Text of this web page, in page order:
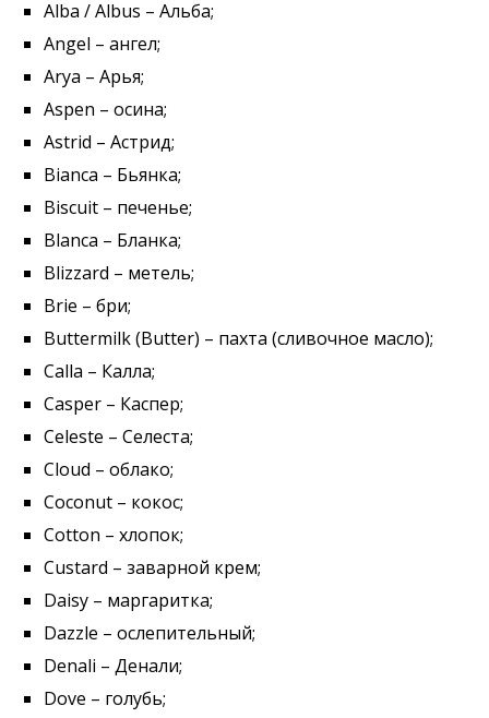
Alba / Albus – Альба;
Angel – ангел;
Arya – Арья;
Aspen – осина;
Astrid – Астрид;
Bianca – Бьянка;
Biscuit – печенье;
Blanca – Бланка;
Blizzard – метель;
Brie – бри;
Buttermilk (Butter) – пахта (сливочное масло);
Calla – Калла;
Casper – Каспер;
Celeste – Селеста;
Cloud – облако;
Coconut – кокос;
Cotton – хлопок;
Custard – заварной крем;
Daisy – маргаритка;
Dazzle – ослепительный;
Denali – Денали;
Dove – голубь;